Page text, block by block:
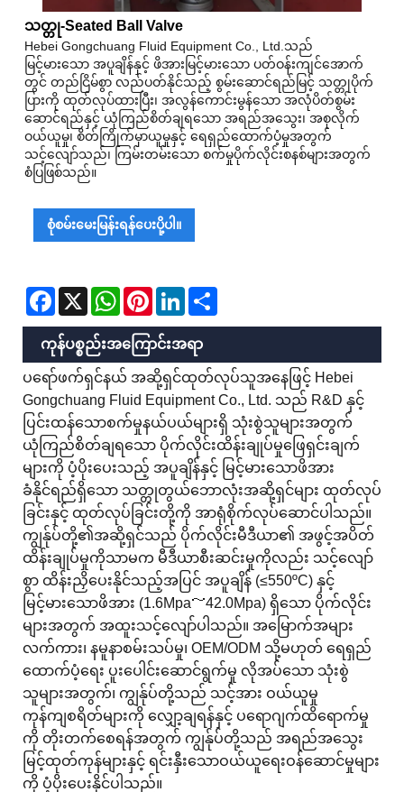
သတ္တု-Seated Ball Valve
Hebei Gongchuang Fluid Equipment Co., Ltd.သည်
မြင့်မားသော အပူချိန်နှင့် ဖိအားမြင့်မားသော ပတ်ဝန်းကျင်အောက်
တွင် တည်ငြိမ်စွာ လည်ပတ်နိုင်သည့် စွမ်းဆောင်ရည်မြင့် သတ္တုပိုက်
ပြားကို ထုတ်လုပ်ထားပြီး၊ အလွန်ကောင်းမွန်သော အလုံပိတ်စွမ်း
ဆောင်ရည်နှင့် ယုံကြည်စိတ်ချရသော အရည်အသွေး၊ အစုလိုက်
ဝယ်ယူမှု၊ စိတ်ကြိုက်မှာယူမှုနှင့် ရေရှည်ထောက်ပံ့မှုအတွက်
သင့်လျော်သည်၊ ကြမ်းတမ်းသော စက်မှုပိုက်လိုင်းစနစ်များအတွက်
စံပြဖြစ်သည်။
စုံစမ်းမေးမြန်းရန်ပေးပို့ပါ။
Facebook
X WhatsAppPinterestLinkedIn
ကုန်ပစ္စည်းအကြောင်းအရာ
ပရော်ဖက်ရှင်နယ် အဆို့ရှင်ထုတ်လုပ်သူအနေဖြင့် Hebei
Gongchuang Fluid Equipment Co., Ltd. သည် R&D နှင့်
ပြင်းထန်သောစက်မှုနယ်ပယ်များရှိ သုံးစွဲသူများအတွက်
ယုံကြည်စိတ်ချရသော ပိုက်လိုင်းထိန်းချုပ်မှုဖြေရှင်းချက်
များကို ပံ့ပိုးပေးသည့် အပူချိန်နှင့် မြင့်မားသောဖိအား
ခံနိုင်ရည်ရှိသော သတ္တုတွယ်ဘောလုံးအဆို့ရှင်များ ထုတ်လုပ်
ခြင်းနှင့် ထုတ်လုပ်ခြင်းတို့ကို အာရုံစိုက်လုပ်ဆောင်ပါသည်။
ကျွန်ုပ်တို့၏အဆို့ရှင်သည် ပိုက်လိုင်းမီဒီယာ၏ အဖွင့်အပိတ်
ထိန်းချုပ်မှုကိုသာမက မီဒီယာစီးဆင်းမှုကိုလည်း သင့်လျော်
စွာ ထိန်းညှိပေးနိုင်သည့်အပြင် အပူချိန် (≤550ºC) နှင့်
မြင့်မားသောဖိအား (1.6Mpa～42.0Mpa) ရှိသော ပိုက်လိုင်း
များအတွက် အထူးသင့်လျော်ပါသည်။ အမြောက်အများ
လက်ကား၊ နမူနာစမ်းသပ်မှု၊ OEM/ODM သို့မဟုတ် ရေရှည်
ထောက်ပံ့ရေး ပူးပေါင်းဆောင်ရွက်မှု လိုအပ်သော သုံးစွဲ
သူများအတွက်၊ ကျွန်ုပ်တို့သည် သင့်အား ဝယ်ယူမှု
ကုန်ကျစရိတ်များကို လျှော့ချရန်နှင့် ပရောဂျက်ထိရောက်မှု
ကို တိုးတက်စေရန်အတွက် ကျွန်ုပ်တို့သည် အရည်အသွေး
မြင့်ထုတ်ကုန်များနှင့် ရင်းနှီးသောဝယ်ယူရေးဝန်ဆောင်မှုများ
ကို ပံ့ပိုးပေးနိုင်ပါသည်။